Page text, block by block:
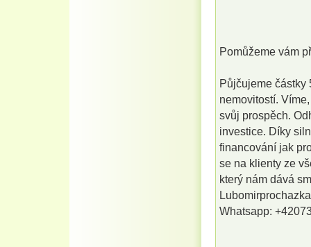
Pomůžeme vám
Půjčujeme částky
nemovitostí.
svůj prospěch.
investice. Díky
financování jak
se na klienty ze
který nám dává
Whatsapp: